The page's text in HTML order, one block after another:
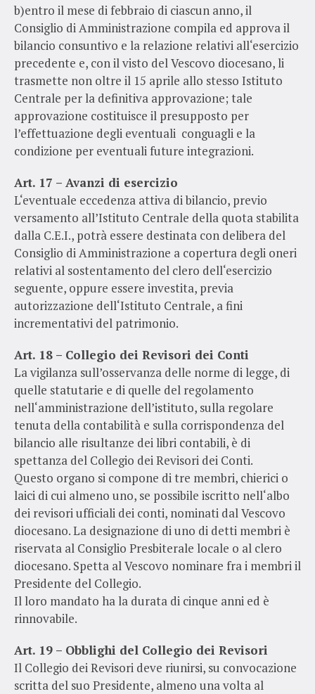
b)entro il mese di febbraio di ciascun anno, il
Consiglio di Amministrazione compila ed approva il
bilancio consuntivo e la relazione relativi all‘esercizio
precedente e, con il visto del Vescovo diocesano, li
trasmette non oltre il 15 aprile allo stesso Istituto
Centrale per la definitiva approvazione; tale
approvazione costituisce il presupposto per
l’effettuazione degli eventuali conguagli e la
condizione per eventuali future integrazioni.
Art. 17 – Avanzi di esercizio
L‘eventuale eccedenza attiva di bilancio, previo
versamento all’Istituto Centrale della quota stabilita
dalla C.E.I., potrà essere destinata con delibera del
Consiglio di Amministrazione a copertura degli oneri
relativi al sostentamento del clero dell‘esercizio
seguente, oppure essere investita, previa
autorizzazione dell‘Istituto Centrale, a fini
incrementativi del patrimonio.
Art. 18 – Collegio dei Revisori dei Conti
La vigilanza sull’osservanza delle norme di legge, di
quelle statutarie e di quelle del regolamento
nell‘amministrazione dell’istituto, sulla regolare
tenuta della contabilità e sulla corrispondenza del
bilancio alle risultanze dei libri contabili, è di
spettanza del Collegio dei Revisori dei Conti.
Questo organo si compone di tre membri, chierici o
laici di cui almeno uno, se possibile iscritto nell‘albo
dei revisori ufficiali dei conti, nominati dal Vescovo
diocesano. La designazione di uno di detti membri è
riservata al Consiglio Presbiterale locale o al clero
diocesano. Spetta al Vescovo nominare fra i membri il
Presidente del Collegio.
Il loro mandato ha la durata di cinque anni ed è
rinnovabile.
Art. 19 – Obblighi del Collegio dei Revisori
Il Collegio dei Revisori deve riunirsi, su convocazione
scritta del suo Presidente, almeno una volta al